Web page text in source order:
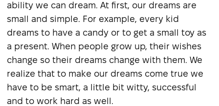
ability we can dream. At first, our dreams are
small and simple. For example, every kid
dreams to have a candy or to get a small toy as
a present. When people grow up, their wishes
change so their dreams change with them. We
realize that to make our dreams come true we
have to be smart, a little bit witty, successful
and to work hard as well.